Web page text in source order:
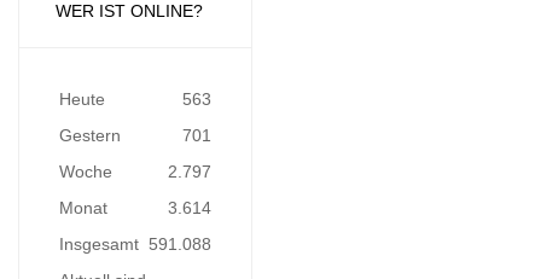
WER IST ONLINE?
Heute
563
Gestern
701
Woche
2.797
Monat
3.614
Insgesamt 591.088